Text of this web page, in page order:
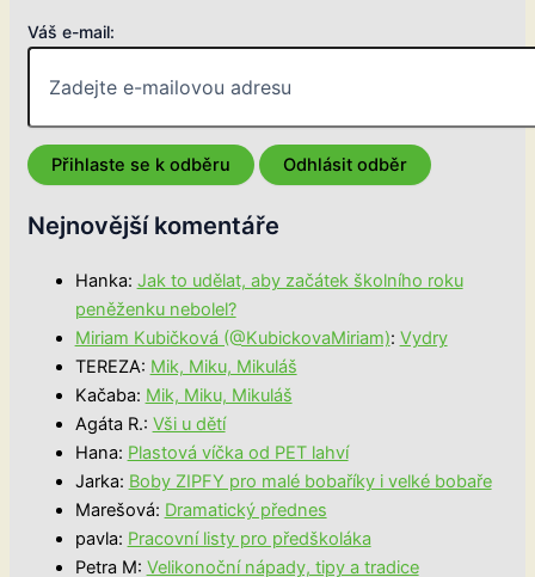
Váš e-mail:
Nejnovější komentáře
Hanka: Jak to udělat, aby začátek školního roku
peněženku nebolel?
Miriam Kubičková (@KubickovaMiriam): Vydry
TEREZA: Mik, Miku, Mikuláš
Kačaba: Mik, Miku, Mikuláš
Agáta R.: Vši u dětí
Hana: Plastová víčka od PET lahví
Jarka: Boby ZIPFY pro malé bobaříky i velké bobaře
Marešová: Dramatický přednes
pavla: Pracovní listy pro předškoláka
Petra M: Velikonoční nápady, tipy a tradice